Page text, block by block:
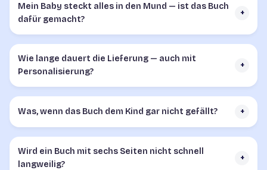
Mein Baby steckt alles in den Mund — ist das Buch
dafür gemacht?
+
Wie lange dauert die Lieferung — auch mit
Personalisierung?
+
Was, wenn das Buch dem Kind gar nicht gefällt? +
Wird ein Buch mit sechs Seiten nicht schnell
langweilig?
+